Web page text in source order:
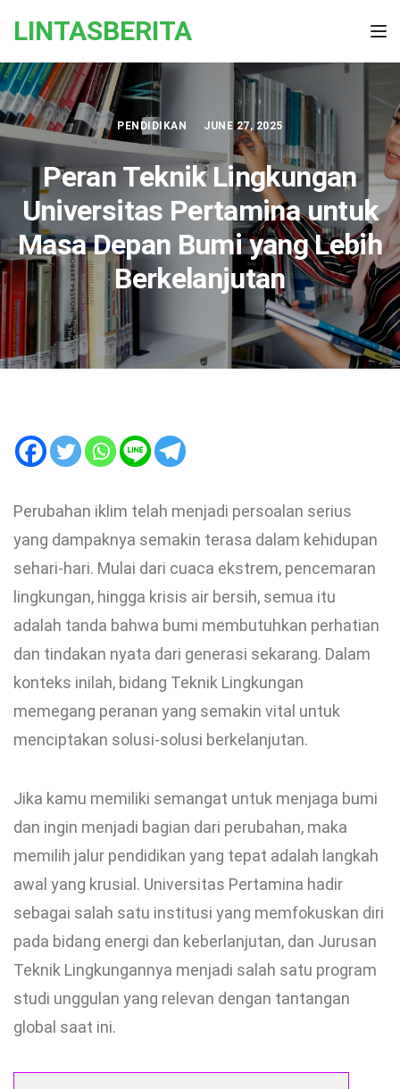
LINTASBERITA
PENDIDIKAN JUNE 27, 2025
Peran Teknik Lingkungan
Universitas Pertamina untuk
Masa Depan Bumi yang Lebih
Berkelanjutan
Perubahan iklim telah menjadi persoalan serius
yang dampaknya semakin terasa dalam kehidupan
sehari-hari. Mulai dari cuaca ekstrem, pencemaran
lingkungan, hingga krisis air bersih, semua itu
adalah tanda bahwa bumi membutuhkan perhatian
dan tindakan nyata dari generasi sekarang. Dalam
konteks inilah, bidang Teknik Lingkungan
memegang peranan yang semakin vital untuk
menciptakan solusi-solusi berkelanjutan.
Jika kamu memiliki semangat untuk menjaga bumi
dan ingin menjadi bagian dari perubahan, maka
memilih jalur pendidikan yang tepat adalah langkah
awal yang krusial. Universitas Pertamina hadir
sebagai salah satu institusi yang memfokuskan diri
pada bidang energi dan keberlanjutan, dan Jurusan
Teknik Lingkungannya menjadi salah satu program
studi unggulan yang relevan dengan tantangan
global saat ini.